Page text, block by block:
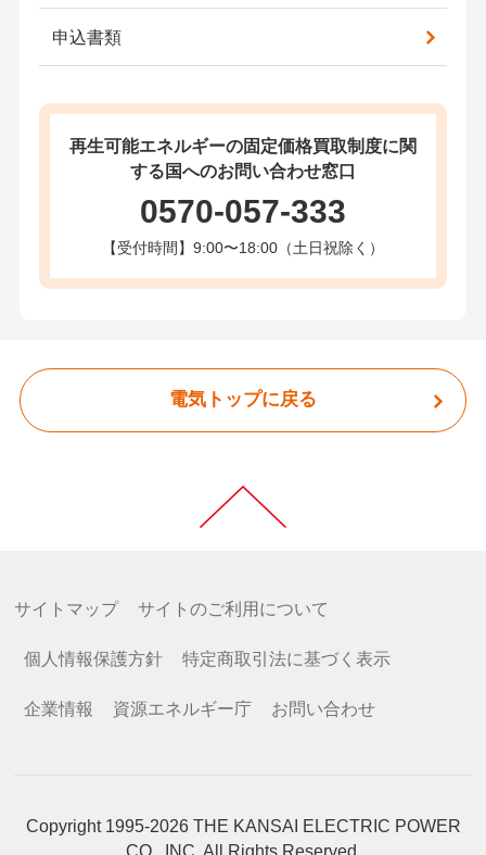
申込書類
再生可能エネルギーの固定価格買取制度に関
する 国へのお問い合わせ窓口
0570-057-333
【受付時間】9:00〜18:00（土日祝除く）
電気トップに戻る
サイトマップ サイトのご利用について
個人情報保護方針 特定商取引法に基づく表示
企業情報 資源エネルギー庁 お問い合わせ
Copyright 1995-2026 THE KANSAI ELECTRIC POWER